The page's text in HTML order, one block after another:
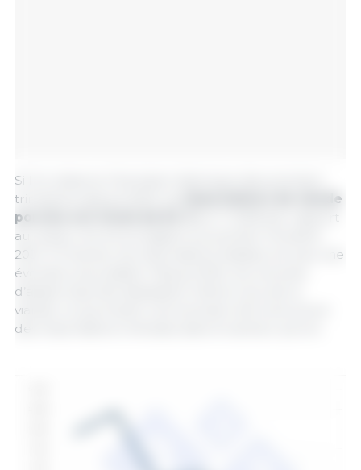
Si l’on observe l’évolution historique des premiers
trimestres depuis 2020, les
importations de viande
porcine ont chuté de 84 %
au niveau record enregistré au premier trimestre
2021. À l’inverse, les importations d’abats ont suivi une
évolution plus stable. Depuis 2024, les volumes
d’abats importés dépassent même ceux de la
viande, ce qui illustre une évolution de la structure
des importations chinoises dans le secteur porcin.